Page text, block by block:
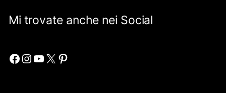
Mi trovate anche nei Social
Facebook Instagram YouTube X Pinterest